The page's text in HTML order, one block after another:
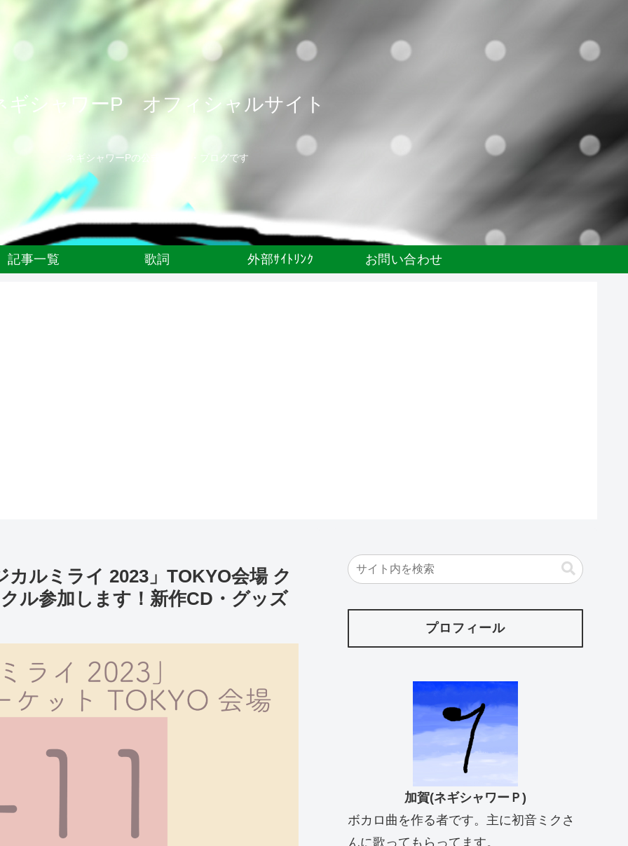
ギシャワーP オフィシャルサイト
ネギシャワーPの公式サイト・ブログです
記事一覧 歌詞 外部ｻｲﾄﾘﾝｸ お問い合わせ
ルミライ 2023」TOKYO会場 ク
ル参加します！新作CD・グッズ
プロフィール
加賀(ネギシャワーＰ)
ボカロ曲を作る者です。主に初音ミクさ
んに歌ってもらってます。